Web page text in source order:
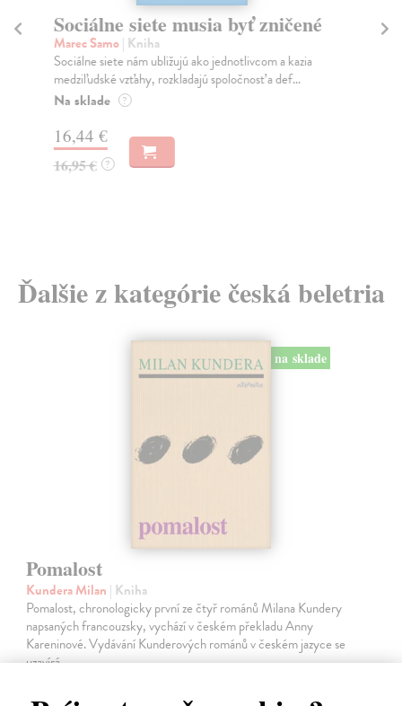
Sociálne siete musia byť zničené
Marec Samo| Kniha
Sociálne siete nám ubližujú ako jednotlivcom a kazia
medziľudské vzťahy, rozkladajú spoločnosť a def...
Na sklade ?
16,44 €
16,95 € ?
Ďalšie z kategórie česká beletria
na sklade
Pomalost
Kundera Milan | Kniha
Pomalost, chronologicky první ze čtyř románů Milana Kundery
napsaných francouzsky, vychází v českém překladu Anny
Kareninové. Vydávání Kunderových románů v českém jazyce se
uzavírá.